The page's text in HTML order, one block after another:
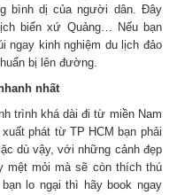
bình dị của người dân. Đây
biển xứ Quảng… Nếu bạn
ngay kinh nghiệm du lịch đảo
bị lên đường.
nhất
trình khá dài đi từ miền Nam
phát từ TP HCM bạn phải
dù vậy, với những cảnh đẹp
mệt mỏi mà sẽ còn thích thú
lo ngại thì hãy book ngay